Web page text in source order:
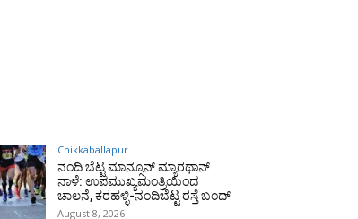
Chikkaballapur
ನಂದಿ ಬೆಟ್ಟ ಮಾನ್ಸೂನ್ ಮ್ಯಾರಥಾನ್
ನಾಳೆ: ಉಪಮುಖ್ಯಮಂತ್ರಿಯಿಂದ
ಚಾಲನೆ, ಕರಹಳ್ಳಿ-ನಂದಿಬೆಟ್ಟ ರಸ್ತೆ ಬಂದ್
August 8, 2026